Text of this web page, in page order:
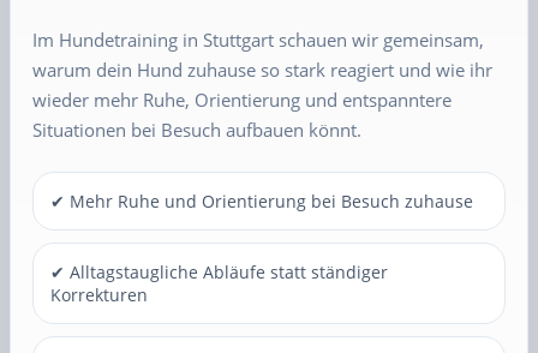
Im Hundetraining in Stuttgart schauen wir gemeinsam,
warum dein Hund zuhause so stark reagiert und wie ihr
wieder mehr Ruhe, Orientierung und entspanntere
Situationen bei Besuch aufbauen könnt.
✔ Mehr Ruhe und Orientierung bei Besuch zuhause
✔ Alltagstaugliche Abläufe statt ständiger
Korrekturen